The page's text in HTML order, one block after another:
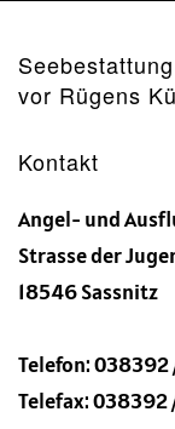
Seebestattung
vor Rügens
Kontakt
Angel- und
Strasse der
18546 Sassnitz
Telefon:
Telefax: